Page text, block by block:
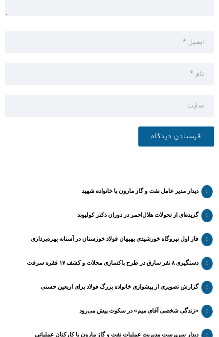
دیدار مدیر عامل نفت و گاز مارون با خانواده شهید
گزیده‌ای از تحولات هلال‌احمر در دوران دکتر کولیوند
فاز اول نیروگاه خورشیدی بهبهان فولاد خوزستان در آستانه بهره‌برداری
دستگیری ۸ نفر سارق در طرح پاکسازی محلات و کشف ۱۷ فقره سرقت
گزارش تصویری از پیشوازی خانواده بزرگ فولاد برای اربعین حسنی
«زندگی شخصی آقای میم» در سکوت پیش می‌رود
دیدار سرپرست مدیریت عملیات نفت و گاز مارون با کارکنان عملیاتی